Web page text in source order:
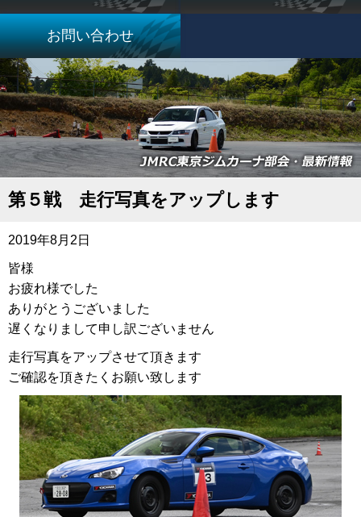
お問い合わせ
第５戦 走行写真をアップします
2019年8月2日
皆様
お疲れ様でした
ありがとうございました
遅くなりまして申し訳ございません
走行写真をアップさせて頂きます
ご確認を頂きたくお願い致します